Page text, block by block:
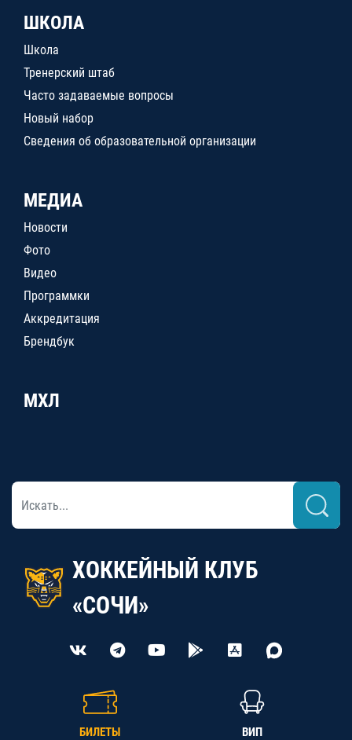
ШКОЛА
Школа
Тренерский штаб
Часто задаваемые вопросы
Новый набор
Сведения об образовательной организации
МЕДИА
Новости
Фото
Видео
Программки
Аккредитация
Брендбук
МХЛ
ХОККЕЙНЫЙ КЛУБ
«СОЧИ»
БИЛЕТЫ ВИП